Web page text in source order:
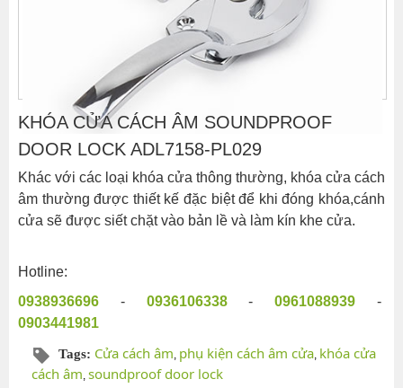
KHÓA CỬA CÁCH ÂM SOUNDPROOF
DOOR LOCK ADL7158-PL029
Khác với các loại khóa cửa thông thường, khóa cửa cách
âm thường được thiết kế đặc biệt để khi đóng khóa,cánh
cửa sẽ được siết chặt vào bản lề và làm kín khe cửa.
Hotline:
0938936696 - 0936106338-0961088939 -
0903441981
Tags: Cửa cách âm, phụ kiện cách âm cửa, khóa cửa
cách âm, soundproof door lock